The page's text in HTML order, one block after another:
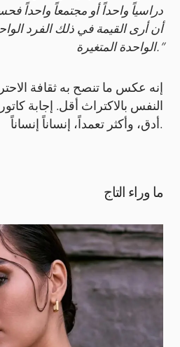
دراسياً واحداً أو مجتمعاً واحداً
أن أرى القيمة في ذلك الفرد
الواحدة المتغيرة.”
إنه عكس ما تنصح به ثقافة
النفس بالاكتراث أقل. إجابة
أدق، وأكثر تعمداً، إنساناً إنساناً.
ما وراء التاج